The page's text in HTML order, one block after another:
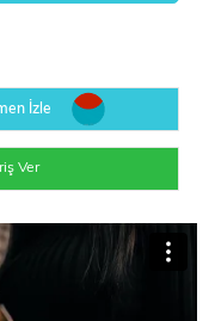
İzle
Ver